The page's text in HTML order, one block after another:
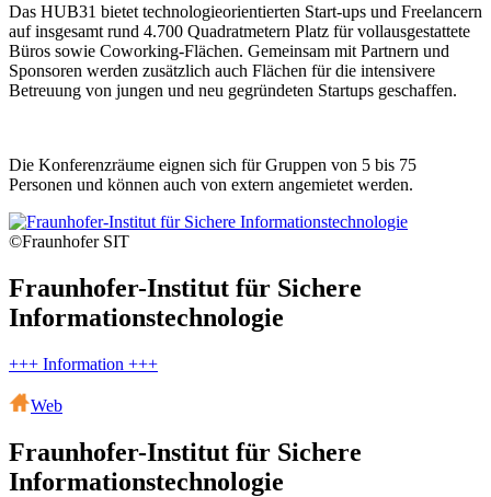
Das HUB31 bietet technologieorientierten Start-ups und Freelancern
auf insgesamt rund 4.700 Quadratmetern Platz für vollausgestattete
Büros sowie Coworking-Flächen. Gemeinsam mit Partnern und
Sponsoren werden zusätzlich auch Flächen für die intensivere
Betreuung von jungen und neu gegründeten Startups geschaffen.
Die Konferenzräume eignen sich für Gruppen von 5 bis 75
Personen und können auch von extern angemietet werden.
©Fraunhofer SIT
Fraunhofer-Institut für Sichere
Informationstechnologie
+++ Information +++
Web
Fraunhofer-Institut für Sichere
Informationstechnologie